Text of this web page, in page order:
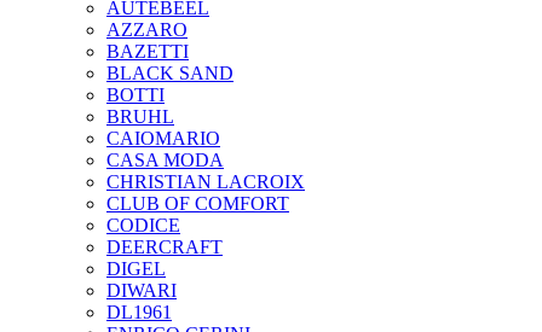
AUTEBEEL
AZZARO
BAZETTI
BLACK SAND
BOTTI
BRUHL
CAIOMARIO
CASA MODA
CHRISTIAN LACROIX
CLUB OF COMFORT
CODICE
DEERCRAFT
DIGEL
DIWARI
DL1961